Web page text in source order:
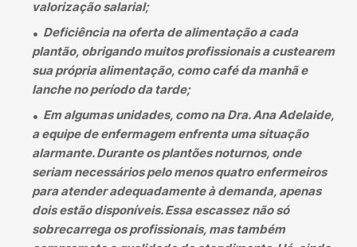
valorização salarial;
Deficiência na oferta de alimentação a cada
plantão, obrigando muitos profissionais a custearem
sua própria alimentação, como café da manhã e
lanche no período da tarde;
Em algumas unidades, como na Dra. Ana Adelaide,
a equipe de enfermagem enfrenta uma situação
alarmante. Durante os plantões noturnos, onde
seriam necessários pelo menos quatro enfermeiros
para atender adequadamente à demanda, apenas
dois estão disponíveis. Essa escassez não só
sobrecarrega os profissionais, mas também